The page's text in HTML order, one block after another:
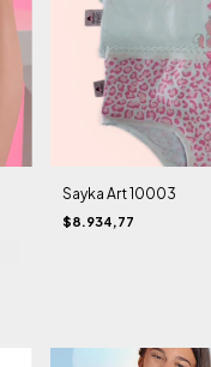
Sayka Art 10003
$8.934,77